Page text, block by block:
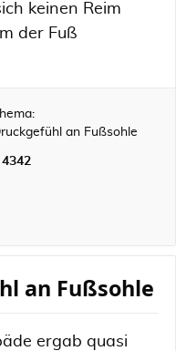
keinen Reim
der Fuß
an Fußsohle
4342
an Fußsohle
ergab quasi